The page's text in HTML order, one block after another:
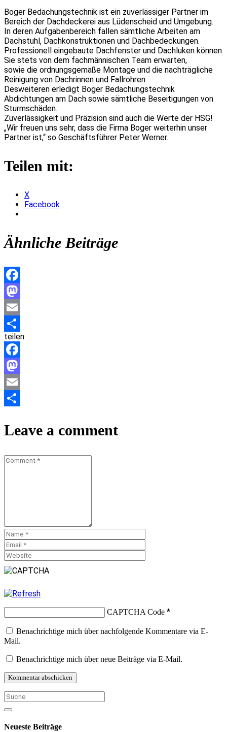
Boger Bedachungstechnik ist ein zuverlässiger Partner im
Bereich der Dachdeckerei aus Lüdenscheid und Umgebung.
In deren Aufgabenbereich fallen sämtliche Arbeiten am
Dachstuhl, Dachkonstruktionen und Dachbedeckungen.
Professionell eingebaute Dachfenster und Dachluken können
Sie stets von dem fachmännischen Team erwarten,
sowie die ordnungsgemäße Montage und die nachträgliche
Reinigung von Dachrinnen und Fallrohren.
Desweiteren erledigt Boger Bedachungstechnik
Abdichtungen am Dach sowie sämtliche Beseitigungen von
Sturmschäden.
Zuverlässigkeit und Präzision sind auch die Werte der HSG!
„Wir freuen uns sehr, dass die Firma Boger weiterhin unser
Partner ist,“ so Geschäftsführer Peter Werner.
Teilen mit:
X
Facebook
Ähnliche Beiträge
Facebook
Mastodon
Email
Teilen
teilen
Facebook
Mastodon
Email
Leave a comment
CAPTCHA Code *
Benachrichtige mich über nachfolgende Kommentare via E-
Mail.
Benachrichtige mich über neue Beiträge via E-Mail.
Neueste Beiträge